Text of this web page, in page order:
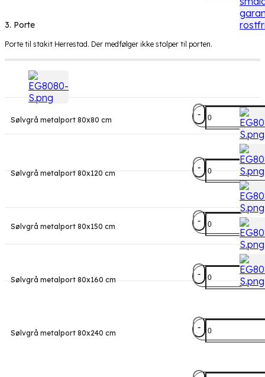
3. Porte
Porte til stakit Herrestad. Der medfølger ikke stolper til porten.
Sølvgrå metalport 80x80 cm
Metalport
højde
antal
Sølvgrå metalport 80x120 cm
Metalport
højde
antal
Sølvgrå metalport 80x150 cm
Metalport
højde
antal
Sølvgrå metalport 80x160 cm
Metalport
højde
antal
Sølvgrå metalport 80x240 cm
Metalport
højde
antal